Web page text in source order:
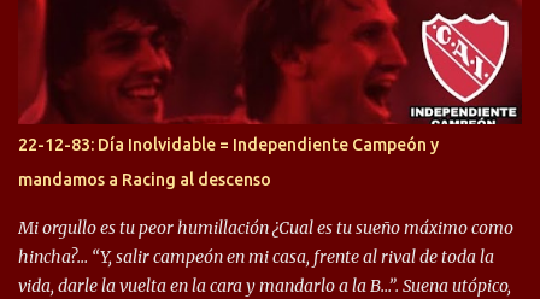
gran manera, convirtiendo goles importantes, sobre todo en la
copa sudamericana. Pero no sucedió lo mismo en cuanto al
rendimiento que ha producido en el Rojo. Pasando a jugadores que
jugaron en Defensa y ahora están en el rojo, tenemos a la dupla
Gastón Togni y Domingo Blanco, donde ambos explotaron
futbolísticamente hablando en el equipo de Varela, donde, por
ejemplo, el caso de Mingo llego a ser tenido en cuenta para el
Seleccionado Argentino, rendimiento que aún no ha logrado
mostrar en Independiente. En e...
22-12-83: Día Inolvidable = Independiente Campeón y
mandamos a Racing al descenso
Mi orgullo es tu peor humillación ¿Cual es tu sueño máximo como
hincha?… “Y, salir campeón en mi casa, frente al rival de toda la
vida, darle la vuelta en la cara y mandarlo a la B…”. Suena utópico,